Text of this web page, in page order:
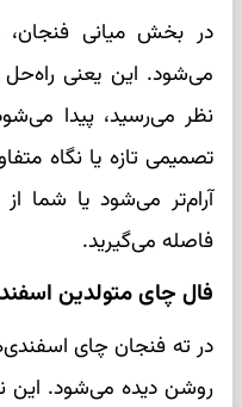
در بخش میانی
می‌شود. این یعنی
نظر می‌رسید، پیدا
تصمیمی تازه یا نگاه
آرام‌تر می‌شود یا شما
فاصله می‌گیرید.
فال چای متولدین اسفند
در ته فنجان چای
روشن دیده می‌شود. این